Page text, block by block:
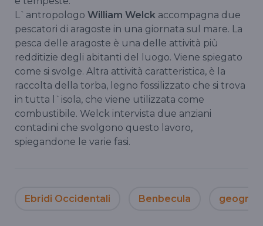
L`antropologo William Welck accompagna due
pescatori di aragoste in una giornata sul mare. La
pesca delle aragoste è una delle attività più
redditizie degli abitanti del luogo. Viene spiegato
come si svolge. Altra attività caratteristica, è la
raccolta della torba, legno fossilizzato che si trova
in tutta l`isola, che viene utilizzata come
combustibile. Welck intervista due anziani
contadini che svolgono questo lavoro,
spiegandone le varie fasi.
Ebridi Occidentali Benbecula